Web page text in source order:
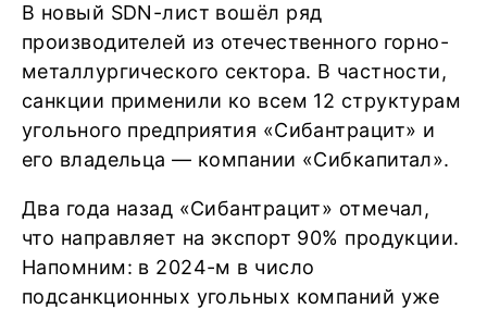
В новый SDN-лист вошёл ряд
производителей из отечественного горно-
металлургического сектора. В частности,
санкции применили ко всем 12 структурам
угольного предприятия «Сибантрацит» и
его владельца — компании «Сибкапитал».
Два года назад «Сибантрацит» отмечал,
что направляет на экспорт 90% продукции.
Напомним: в 2024-м в число
подсанкционных угольных компаний уже